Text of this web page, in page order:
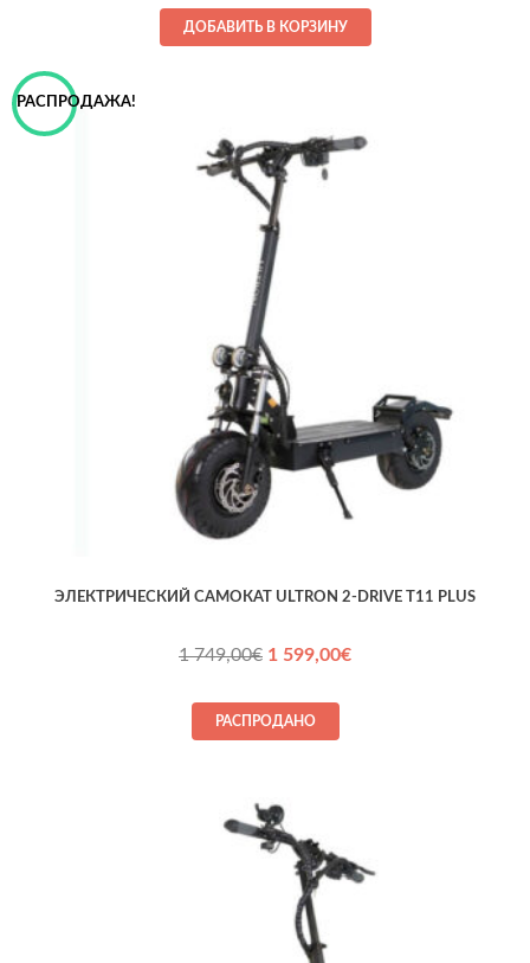
ДОБАВИТЬ В КОРЗИНУ
РАСПРОДАЖА!
ЭЛЕКТРИЧЕСКИЙ САМОКАТ ULTRON 2-DRIVE T11 PLUS
1 749,00€ Первоначальная
составляла
1 749,00€.
1 599,00€Текущая
РАСПРОДАНО